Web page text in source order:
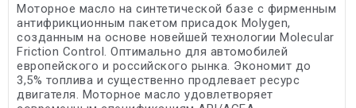
Моторное масло на синтетической базе с фирменным
антифрикционным пакетом присадок Molygen,
созданным на основе новейшей технологии Molecular
Friction Control. Оптимально для автомобилей
европейского и российского рынка. Экономит до
3,5% топлива и существенно продлевает ресурс
двигателя. Моторное масло удовлетворяет